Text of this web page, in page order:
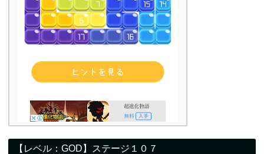
【レベル：GOD】ステージ１０７